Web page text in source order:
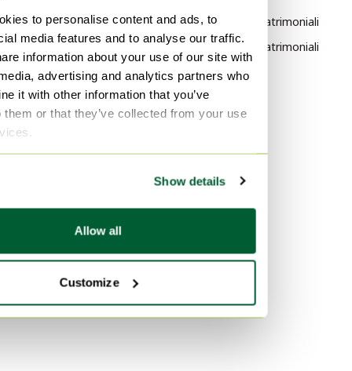
to personalise content and ads, to
media features and to analyse our traffic.
information about your use of our site with
advertising and analytics partners who
it with other information that you’ve
them or that they’ve collected from your use
Show details
Allow all
Customize
Rustico Letti matrimoniali
Vintage Letti matrimoniali
Per materiale
Bambù Letti matrimoniali
Plexiglass Letti matrimoniali
Pelle Letti matrimoniali
Rosso Letti matrimoniali